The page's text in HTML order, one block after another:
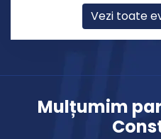
Vezi toate
Mulțumim